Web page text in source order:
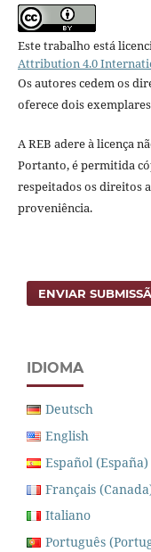
Este trabalho está
Attribution 4.0
Os autores cedem os
oferece dois
A REB adere à licença
Portanto, é permitida
respeitados os direitos
proveniência.
ENVIAR
IDIOMA
Deutsch
English
Español (España)
Français
Italiano
Português